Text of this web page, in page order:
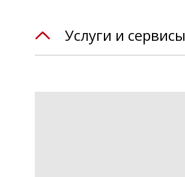
Услуги и сервисы